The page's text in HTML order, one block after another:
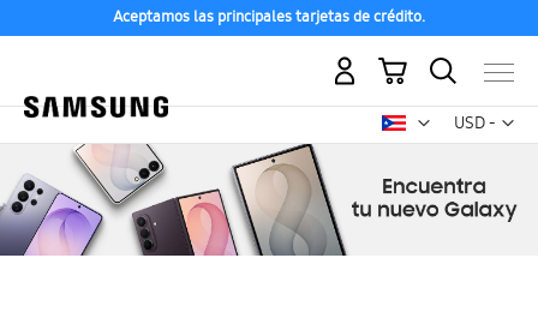
Aceptamos las principales tarjetas de crédito.
USD -
dólar
Mi carrito